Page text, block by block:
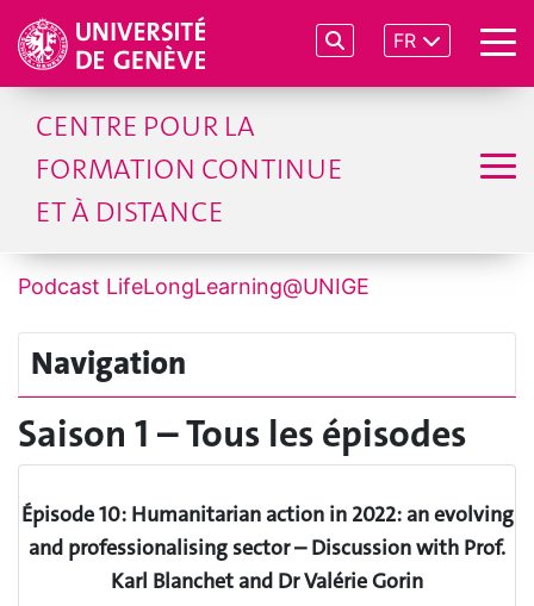
FR
CENTRE POUR LA
FORMATION CONTINUE
ET À DISTANCE
Podcast LifeLongLearning@UNIGE
Navigation
Saison 1 – Tous les épisodes
Épisode 10: Humanitarian action in 2022: an evolving
and professionalising sector – Discussion with Prof.
Karl Blanchet and Dr Valérie Gorin